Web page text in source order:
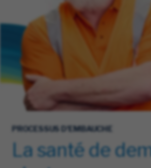
PROCESSUS D'EMBAUCHE
La santé de